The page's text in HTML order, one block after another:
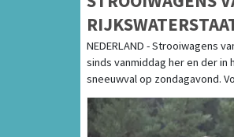
KLAAR VOOR
NEDERLAND - Strooiwagens
sinds vanmiddag her en der in
sneeuwval op zondagavond.